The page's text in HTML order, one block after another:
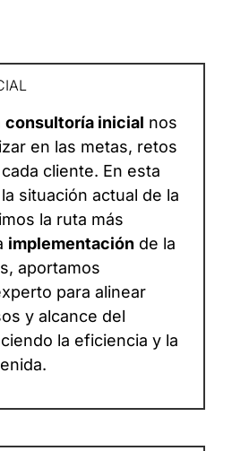
consultoría inicial nos
en las metas, retos
cliente. En esta
situación actual de la
la ruta más
implementación de la
aportamos
para alinear
y alcance del
la eficiencia y la